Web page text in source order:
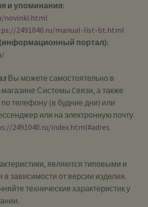
и упоминания:
novinki.html
2491040.ru/manual-list-bt.html
портал):
Вы можете самостоятельно в
Системы Cвязи, а также
телефону (в будние дни) или
или на электронную почту.
2491040.ru/index.html#adres
являются типовыми и
в зависимости от версии изделия.
технические характеристик у